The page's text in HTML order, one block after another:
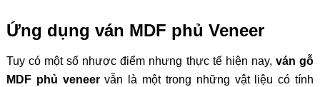
Ứng dụng ván MDF phủ Veneer
Tuy có một số nhược điểm nhưng thực tế hiện nay, ván gỗ
MDF phủ veneervẫn là một trong những vật liệu có tính